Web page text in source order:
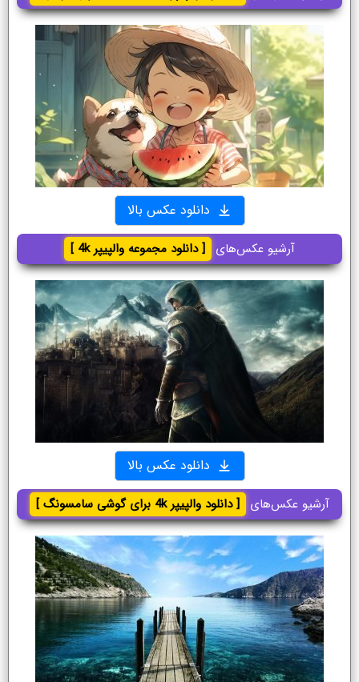
دانلود عکس بالا
آرشیو عکس‌های [ دانلود مجموعه والپیپر 4k ]
دانلود عکس بالا
آرشیو عکس‌های [ دانلود والپیپر 4k برای گوشی سامسونگ ]